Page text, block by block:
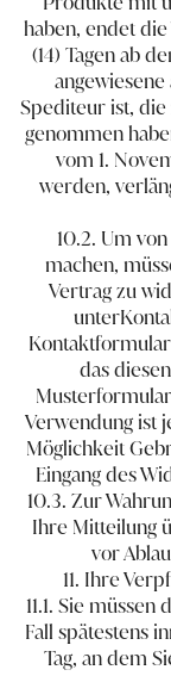
haben, endet
(14) Tagen ab
Spediteur ist,
genommen
vom 1.
werden,
10.2. Um
machen,
Vertrag zu
unter
das
Verwendung ist
Möglichkeit
Eingang des
10.3. Zur
Ihre Mitteilung
vor
11. Ihre
11.1. Sie
Fall spätestens
Tag, an dem